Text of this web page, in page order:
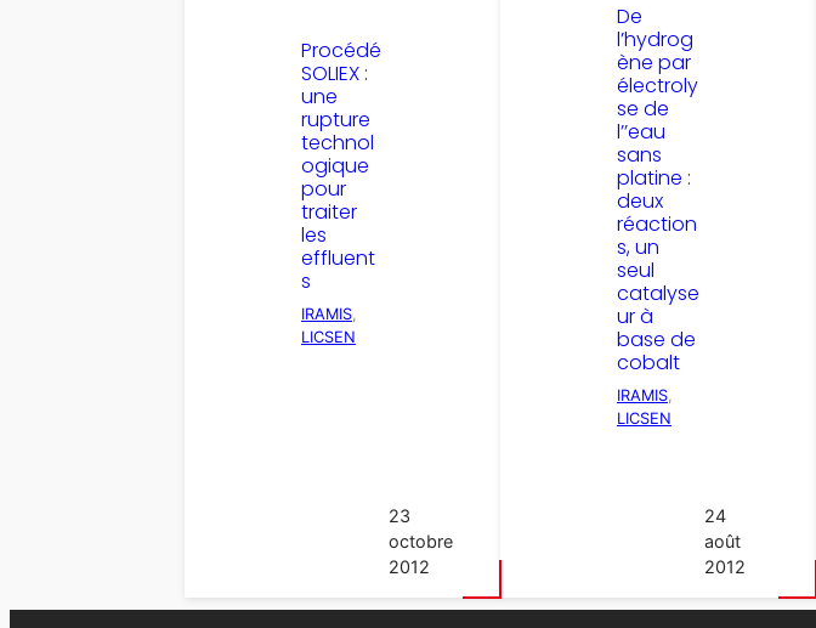
Procédé
SOLIEX :
une
rupture
technol
ogique
pour
traiter
les
effluent
s
IRAMIS
LICSEN
23
octobre
2012
De
l’hydrog
ène par
électroly
se de
l’’eau
sans
platine :
deux
réaction
s, un
seul
catalyse
ur à
base de
cobalt
IRAMIS
LICSEN
24
août
2012